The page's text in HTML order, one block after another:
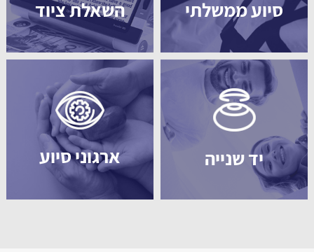
סיוע ממשלתי השאלת ציוד
יד שנייה ארגוני סיוע